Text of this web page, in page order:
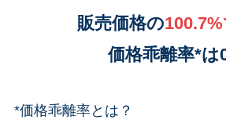
販売価格の
価格乖離率*は
*価格乖離率とは？